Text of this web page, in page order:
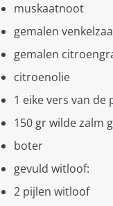
muskaatnoot
gemalen
gemalen
citroenolie
1 eike vers van de
150 gr wilde zalm
boter
gevuld witloof:
2 pijlen witloof